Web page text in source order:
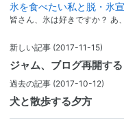
氷を食べたい私と脱・氷
皆さん、氷は好きですか？ あ
新しい記事 (2017-11-15)
ジャム、ブログ再開す
過去の記事 (2017-10-12)
犬と散歩する夕方